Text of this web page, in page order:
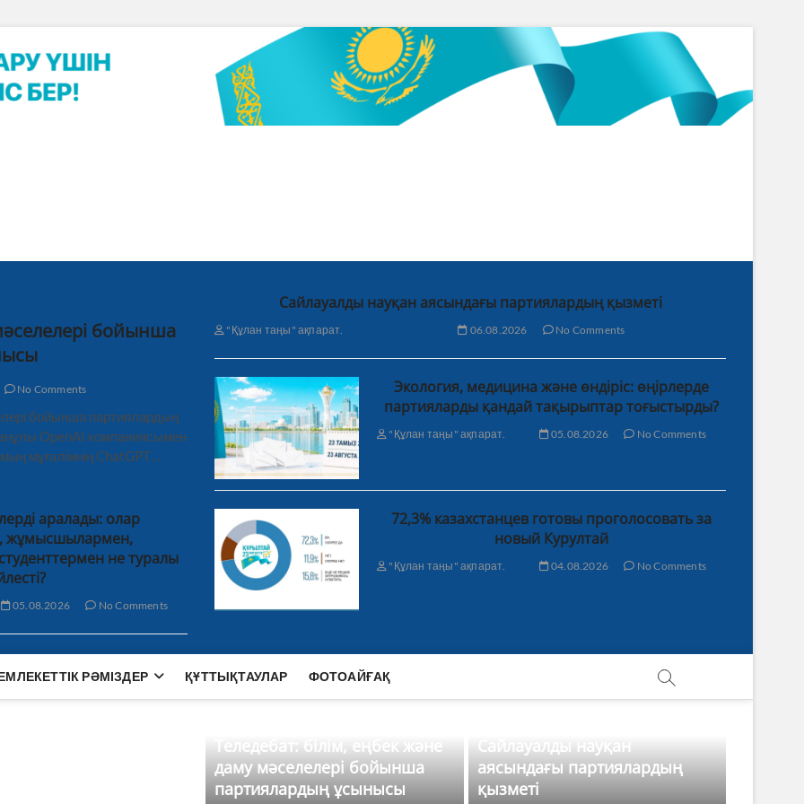
бойынша
No Comments
бойынша партиялардың
OpenAI компаниясымен
мұғалімнің ChatGPT…
Сайлауалды науқан аясындағы партиялардың қызметі
"Құлан таңы" ақпарат. 06.08.2026 No Comments
Экология, медицина және өндіріс: өңірлерде
партияларды қандай тақырыптар тоғыстырды?
"Құлан таңы" ақпарат. 05.08.2026 No Comments
аралады: олар
жұмысшылармен,
не туралы
05.08.2026 No Comments
72,3% казахстанцев готовы проголосовать за
новый Курултай
"Құлан таңы" ақпарат. 04.08.2026 No Comments
РӘМІЗДЕР ҚҰТТЫҚТАУЛАР ФОТОАЙҒАҚ
Теледебат: білім, еңбек және
даму мәселелері бойынша
партиялардың ұсынысы
Сайлауалды науқан
аясындағы партиялардың
қызметі